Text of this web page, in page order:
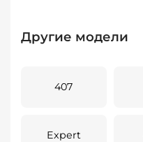
Другие модели
407
Expert